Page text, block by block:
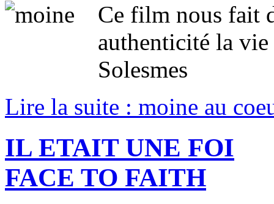
Ce film nous fait
authenticité la
Solesmes
Lire la suite : moine au
IL ETAIT UNE FOI
FACE TO FAITH